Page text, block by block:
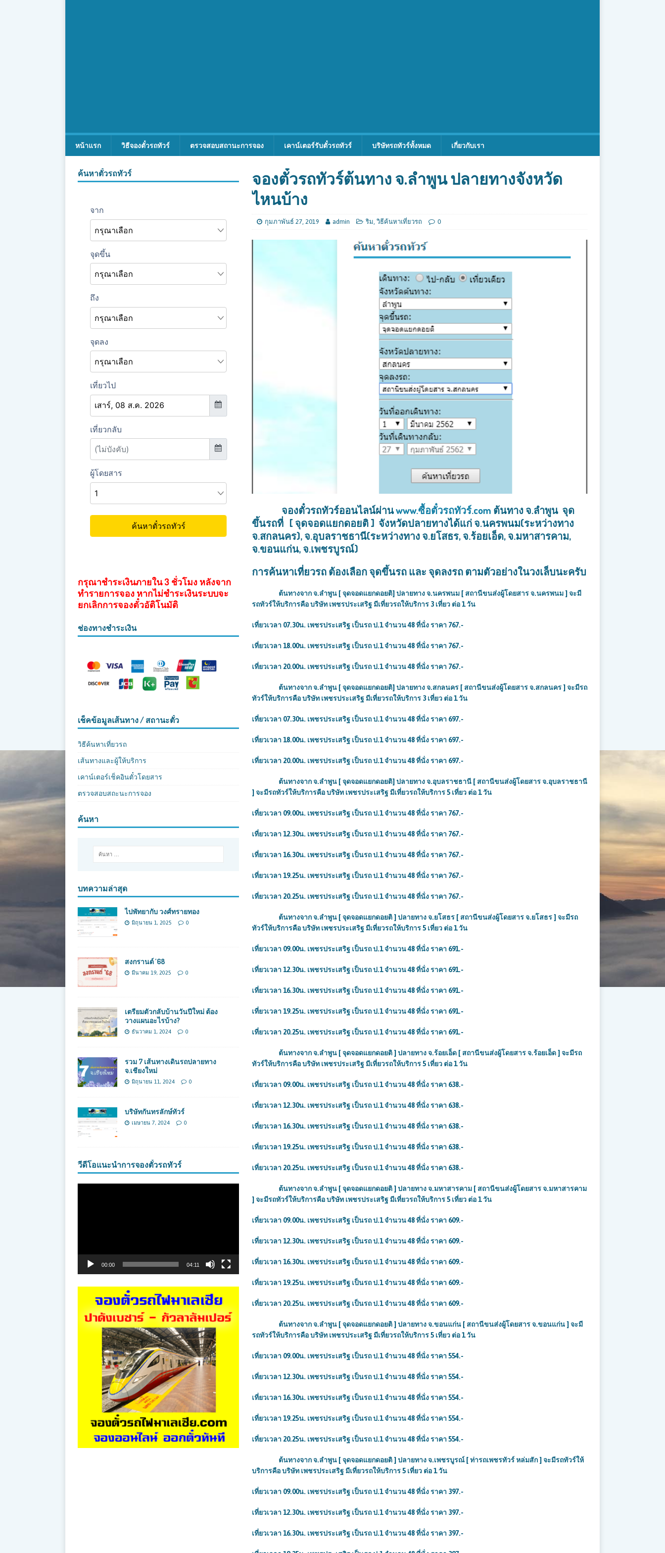
หน้าแรก วิธีจองตั๋วรถทัวร์ ตรวจสอบสถานะการจอง เคาน์เตอร์รับตั๋วรถทัวร์ บริษัทรถทัวร์ทั้งหมด เกี่ยวกับเรา
จองตั๋วรถทัวร์ต้นทาง จ.ลำพูน ปลายทางจังหวัด
ไหนบ้าง
กุมภาพันธ์ 27, 2019 admin ริม, วิธีค้นหาเที่ยวรถ 0
จองตั๋วรถทัวร์ออนไลน์ผ่านwww.ซื้อตั๋วรถทัวร์.com ต้นทาง จ.ลำพูน จุด
ขึ้นรถที่ [ จุดจอดแยกดอยติ ] จังหวัดปลายทางได้แก่จ.นครพนม(ระหว่างทาง
จ.สกลนคร), จ.อุบลราชธานี(ระหว่างทาง จ.ยโสธร, จ.ร้อยเอ็ด, จ.มหาสารคาม,
จ.ขอนแก่น, จ.เพชรบูรณ์)
การค้นหาเที่ยวรถ ต้องเลือก จุดขึ้นรถ และ จุดลงรถ ตามตัวอย่างในวงเล็บนะครับ
ต้นทางจาก จ.ลำพูน [ จุดจอดแยกดอยติ] ปลายทาง จ.นครพนม [ สถานีขนส่งผู้โดยสาร จ.นครพนม ] จะมี
รถทัวร์ให้บริการคือ บริษัท เพชรประเสริฐ มีเที่ยวรถให้บริการ 3 เที่ยว ต่อ 1 วัน
เที่ยวเวลา 07.30น. เพชรประเสริฐ เป็นรถ ป.1 จำนวน 48 ที่นั่ง ราคา 767.-
เที่ยวเวลา 18.00น. เพชรประเสริฐ เป็นรถ ป.1 จำนวน 48 ที่นั่ง ราคา 767.-
เที่ยวเวลา 20.00น. เพชรประเสริฐ เป็นรถ ป.1 จำนวน 48 ที่นั่ง ราคา 767.-
ต้นทางจาก จ.ลำพูน [ จุดจอดแยกดอยติ] ปลายทาง จ.สกลนคร [ สถานีขนส่งผู้โดยสาร จ.สกลนคร ] จะมีรถ
ทัวร์ให้บริการคือ บริษัท เพชรประเสริฐ มีเที่ยวรถให้บริการ 3 เที่ยว ต่อ 1 วัน
เที่ยวเวลา 07.30น. เพชรประเสริฐ เป็นรถ ป.1 จำนวน 48 ที่นั่ง ราคา 697.-
เที่ยวเวลา 18.00น. เพชรประเสริฐ เป็นรถ ป.1 จำนวน 48 ที่นั่ง ราคา 697.-
เที่ยวเวลา 20.00น. เพชรประเสริฐ เป็นรถ ป.1 จำนวน 48 ที่นั่ง ราคา 697.-
ต้นทางจาก จ.ลำพูน [ จุดจอดแยกดอยติ] ปลายทาง จ.อุบลราชธานี [ สถานีขนส่งผู้โดยสาร จ.อุบลราชธานี
] จะมีรถทัวร์ให้บริการคือ บริษัท เพชรประเสริฐ มีเที่ยวรถให้บริการ 5 เที่ยว ต่อ 1 วัน
เที่ยวเวลา 09.00น. เพชรประเสริฐ เป็นรถ ป.1 จำนวน 48 ที่นั่ง ราคา 767.-
เที่ยวเวลา 12.30น. เพชรประเสริฐ เป็นรถ ป.1 จำนวน 48 ที่นั่ง ราคา 767.-
เที่ยวเวลา 16.30น. เพชรประเสริฐ เป็นรถ ป.1 จำนวน 48 ที่นั่ง ราคา 767.-
เที่ยวเวลา 19.25น. เพชรประเสริฐ เป็นรถ ป.1 จำนวน 48 ที่นั่ง ราคา 767.-
เที่ยวเวลา 20.25น. เพชรประเสริฐ เป็นรถ ป.1 จำนวน 48 ที่นั่ง ราคา 767.-
ต้นทางจาก จ.ลำพูน [ จุดจอดแยกดอยติ ] ปลายทาง จ.ยโสธร [ สถานีขนส่งผู้โดยสาร จ.ยโสธร ] จะมีรถ
ทัวร์ให้บริการคือ บริษัท เพชรประเสริฐ มีเที่ยวรถให้บริการ 5 เที่ยว ต่อ 1 วัน
เที่ยวเวลา 09.00น. เพชรประเสริฐ เป็นรถ ป.1 จำนวน 48 ที่นั่ง ราคา 691.-
เที่ยวเวลา 12.30น. เพชรประเสริฐ เป็นรถ ป.1 จำนวน 48 ที่นั่ง ราคา 691.-
เที่ยวเวลา 16.30น. เพชรประเสริฐ เป็นรถ ป.1 จำนวน 48 ที่นั่ง ราคา 691.-
เที่ยวเวลา 19.25น. เพชรประเสริฐ เป็นรถ ป.1 จำนวน 48 ที่นั่ง ราคา 691.-
เที่ยวเวลา 20.25น. เพชรประเสริฐ เป็นรถ ป.1 จำนวน 48 ที่นั่ง ราคา 691.-
ต้นทางจาก จ.ลำพูน [ จุดจอดแยกดอยติ ] ปลายทาง จ.ร้อยเอ็ด [ สถานีขนส่งผู้โดยสาร จ.ร้อยเอ็ด ] จะมีรถ
ทัวร์ให้บริการคือ บริษัท เพชรประเสริฐ มีเที่ยวรถให้บริการ 5 เที่ยว ต่อ 1 วัน
เที่ยวเวลา 09.00น. เพชรประเสริฐ เป็นรถ ป.1 จำนวน 48 ที่นั่ง ราคา 638.-
เที่ยวเวลา 12.30น. เพชรประเสริฐ เป็นรถ ป.1 จำนวน 48 ที่นั่ง ราคา 638.-
เที่ยวเวลา 16.30น. เพชรประเสริฐ เป็นรถ ป.1 จำนวน 48 ที่นั่ง ราคา 638.-
เที่ยวเวลา 19.25น. เพชรประเสริฐ เป็นรถ ป.1 จำนวน 48 ที่นั่ง ราคา 638.-
เที่ยวเวลา 20.25น. เพชรประเสริฐ เป็นรถ ป.1 จำนวน 48 ที่นั่ง ราคา 638.-
ต้นทางจาก จ.ลำพูน [ จุดจอดแยกดอยติ ] ปลายทาง จ.มหาสารคาม [ สถานีขนส่งผู้โดยสาร จ.มหาสารคาม
] จะมีรถทัวร์ให้บริการคือ บริษัท เพชรประเสริฐ มีเที่ยวรถให้บริการ 5 เที่ยว ต่อ 1 วัน
เที่ยวเวลา 09.00น. เพชรประเสริฐ เป็นรถ ป.1 จำนวน 48 ที่นั่ง ราคา 609.-
เที่ยวเวลา 12.30น. เพชรประเสริฐ เป็นรถ ป.1 จำนวน 48 ที่นั่ง ราคา 609.-
เที่ยวเวลา 16.30น. เพชรประเสริฐ เป็นรถ ป.1 จำนวน 48 ที่นั่ง ราคา 609.-
เที่ยวเวลา 19.25น. เพชรประเสริฐ เป็นรถ ป.1 จำนวน 48 ที่นั่ง ราคา 609.-
เที่ยวเวลา 20.25น. เพชรประเสริฐ เป็นรถ ป.1 จำนวน 48 ที่นั่ง ราคา 609.-
ต้นทางจาก จ.ลำพูน [ จุดจอดแยกดอยติ ] ปลายทาง จ.ขอนแก่น [ สถานีขนส่งผู้โดยสาร จ.ขอนแก่น ] จะมี
รถทัวร์ให้บริการคือ บริษัท เพชรประเสริฐ มีเที่ยวรถให้บริการ 5 เที่ยว ต่อ 1 วัน
เที่ยวเวลา 09.00น. เพชรประเสริฐ เป็นรถ ป.1 จำนวน 48 ที่นั่ง ราคา 554.-
เที่ยวเวลา 12.30น. เพชรประเสริฐ เป็นรถ ป.1 จำนวน 48 ที่นั่ง ราคา 554.-
เที่ยวเวลา 16.30น. เพชรประเสริฐ เป็นรถ ป.1 จำนวน 48 ที่นั่ง ราคา 554.-
เที่ยวเวลา 19.25น. เพชรประเสริฐ เป็นรถ ป.1 จำนวน 48 ที่นั่ง ราคา 554.-
เที่ยวเวลา 20.25น. เพชรประเสริฐ เป็นรถ ป.1 จำนวน 48 ที่นั่ง ราคา 554.-
ต้นทางจาก จ.ลำพูน [ จุดจอดแยกดอยติ ] ปลายทาง จ.เพชรบูรณ์ [ ท่ารถเพชรทัวร์ หล่มสัก ] จะมีรถทัวร์ให้
บริการคือ บริษัท เพชรประเสริฐ มีเที่ยวรถให้บริการ 5 เที่ยว ต่อ 1 วัน
เที่ยวเวลา 09.00น. เพชรประเสริฐ เป็นรถ ป.1 จำนวน 48 ที่นั่ง ราคา 397.-
เที่ยวเวลา 12.30น. เพชรประเสริฐ เป็นรถ ป.1 จำนวน 48 ที่นั่ง ราคา 397.-
เที่ยวเวลา 16.30น. เพชรประเสริฐ เป็นรถ ป.1 จำนวน 48 ที่นั่ง ราคา 397.-
ค้นหาตั๋วรถทัวร์
กรุณาชำระเงินภายใน 3 ชั่วโมง หลังจาก
ทำรายการจอง หากไม่ชำระเงินระบบจะ
ยกเลิกการจองตั๋วอัติโนมัติ
ช่องทางชำระเงิน
เช็คข้อมูลเส้นทาง / สถานะตั๋ว
วิธีค้นหาเที่ยวรถ
เส้นทางและผู้ให้บริการ
เคาน์เตอร์เช็คอินตั๋วโดยสาร
ตรวจสอบสถะนะการจอง
ค้นหา
บทความล่าสุด
ไปพัทยากับ วงศ์ทรายทอง
มิถุนายน 1, 2025 0
สงกรานต์ ’68
มีนาคม 19, 2025 0
เตรียมตัวกลับบ้านวันปีใหม่ ต้อง
วางแผนอะไรบ้าง?
ธันวาคม 1, 2024 0
รวม 7 เส้นทางเดินรถปลายทาง
จ.เชียงใหม่
มิถุนายน 11, 2024 0
บริษัทกันทรลักษ์ทัวร์
เมษายน 7, 2024 0
วีดีโอแนะนำการจองตั๋วรถทัวร์
00:00 04:11